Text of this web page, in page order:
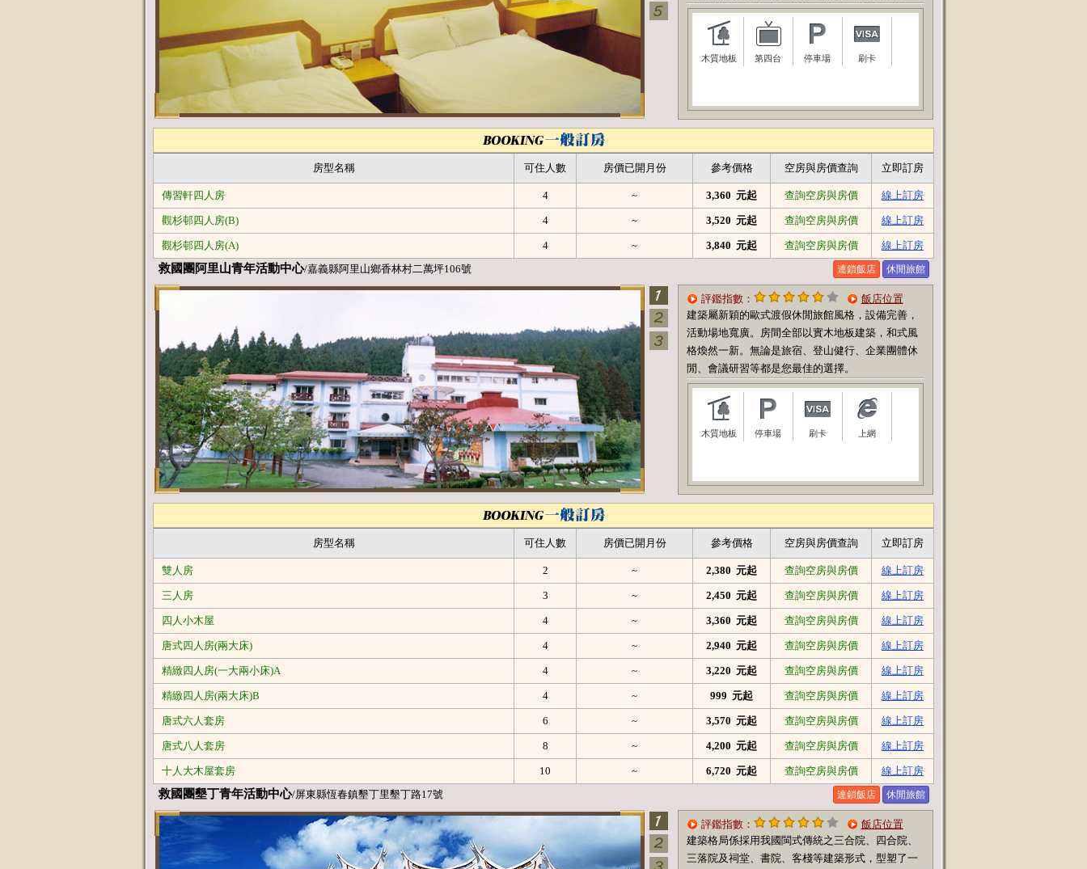
木質地板 第四台 停車場 刷卡
房型名稱 可住人數 房價已開月份 參考價格 空房與房價查詢 立即訂房
傳習軒四人房 4 ~ 3,360 元起 查詢空房與房價 線上訂房
觀杉邨四人房(B) 4 ~ 3,520 元起 查詢空房與房價 線上訂房
觀杉邨四人房(A) 4 ~ 3,840 元起 查詢空房與房價 線上訂房
休閒旅館
連鎖飯店
救國團阿里山青年活動中心/嘉義縣阿里山鄉香林村二萬坪106號
評鑑指數：
飯店位置
建築屬新穎的歐式渡假休閒旅館風格，設備完善，
活動場地寬廣。房間全部以實木地板建築，和式風
格煥然一新。無論是旅宿、登山健行、企業團體休
閒、會議研習等都是您最佳的選擇。
木質地板 停車場 刷卡 上網
房型名稱 可住人數 房價已開月份 參考價格 空房與房價查詢 立即訂房
雙人房 2 ~ 2,380 元起 查詢空房與房價 線上訂房
三人房 3 ~ 2,450 元起 查詢空房與房價 線上訂房
四人小木屋 4 ~ 3,360 元起 查詢空房與房價 線上訂房
唐式四人房(兩大床) 4 ~ 2,940 元起 查詢空房與房價 線上訂房
精緻四人房(一大兩小床)A 4 ~ 3,220 元起 查詢空房與房價 線上訂房
精緻四人房(兩大床)B 4 ~ 999 元起 查詢空房與房價 線上訂房
唐式六人套房 6 ~ 3,570 元起 查詢空房與房價 線上訂房
唐式八人套房 8 ~ 4,200 元起 查詢空房與房價 線上訂房
十人大木屋套房 10 ~ 6,720 元起 查詢空房與房價 線上訂房
休閒旅館
連鎖飯店
救國團墾丁青年活動中心/屏東縣恆春鎮墾丁里墾丁路17號
評鑑指數：
飯店位置
建築格局係採用我國閩式傳統之三合院、四合院、
三落院及祠堂、書院、客棧等建築形式，型塑了一